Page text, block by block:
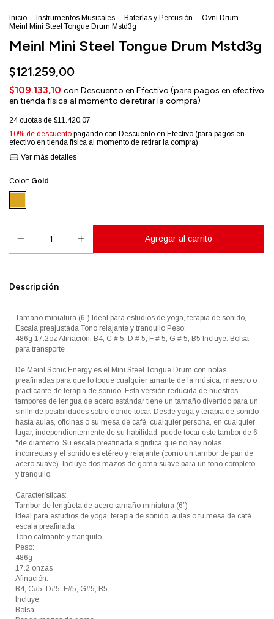
Inicio . Instrumentos Musicales . Baterías y Percusión . Ovni Drum .
Meinl Mini Steel Tongue Drum Mstd3g
Meinl Mini Steel Tongue Drum Mstd3g
$121.259,00
$109.133,10 con Descuento en Efectivo (para pagos en efectivo
en tienda física al momento de retirar la compra)
24 cuotas de $11.420,07
10% de descuento pagando con Descuento en Efectivo (para pagos en
efectivo en tienda física al momento de retirar la compra)
Ver más detalles
Color: Gold
Descripción
Tamaño miniatura (6”) Ideal para estudios de yoga, terapia de sonido,
Escala preajustada Tono relajante y tranquilo Peso:
486g 17.2oz Afinación: B4, C # 5, D # 5, F # 5, G # 5, B5 Incluye: Bolsa
para transporte
De Meinl Sonic Energy es el Mini Steel Tongue Drum con notas
preafinadas para que lo toque cualquier amante de la música, maestro o
practicante de terapia de sonido. Esta versión reducida de nuestros
tambores de lengua de acero estándar tiene un tamaño divertido para un
sinfín de posibilidades sobre dónde tocar. Desde yoga y terapia de sonido
hasta aulas, oficinas o su mesa de café, cualquier persona, en cualquier
lugar, independientemente de su habilidad, puede tocar este tambor de 6
"de diámetro. Su escala preafinada significa que no hay notas
incorrectas y el sonido es etéreo y relajante (como un tambor de pan de
acero suave). Incluye dos mazos de goma suave para un tono completo
y tranquilo.
Características:
Tambor de lengüeta de acero tamaño miniatura (6”)
Ideal para estudios de yoga, terapia de sonido, aulas o tu mesa de café.
escala preafinada
Tono calmante y tranquilo.
Peso:
486g
17.2 onzas
Afinación:
B4, C#5, D#5, F#5, G#5, B5
Incluye:
Bolsa